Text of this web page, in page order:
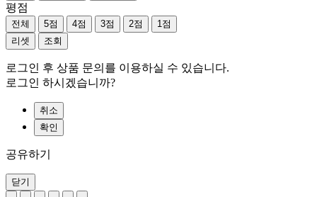
평점
전체 5점 4점 3점 2점
1점
리셋
조회
로그인 후 상품 문의를 이용하실 수 있습니다.
로그인 하시겠습니까?
취소
확인
공유하기
닫기